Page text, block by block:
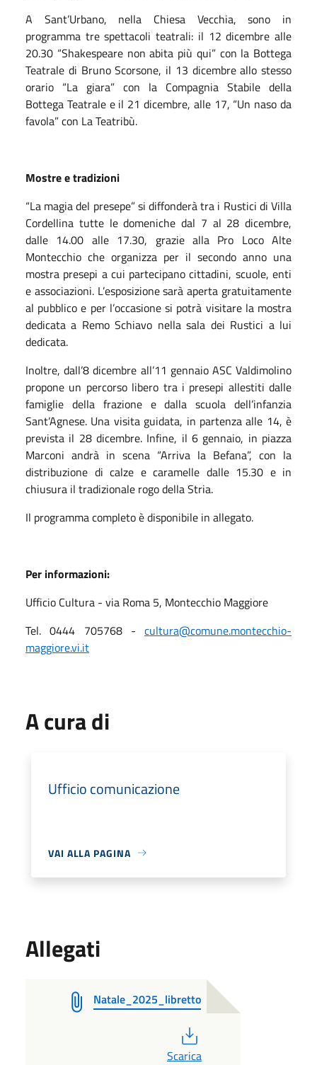
A Sant’Urbano, nella Chiesa Vecchia, sono in
programma tre spettacoli teatrali: il 12 dicembre alle
20.30 “Shakespeare non abita più qui” con la Bottega
Teatrale di Bruno Scorsone, il 13 dicembre allo stesso
orario “La giara” con la Compagnia Stabile della
Bottega Teatrale e il 21 dicembre, alle 17, “Un naso da
favola” con La Teatribù.
Mostre e tradizioni
“La magia del presepe” si diffonderà tra i Rustici di Villa
Cordellina tutte le domeniche dal 7 al 28 dicembre,
dalle 14.00 alle 17.30, grazie alla Pro Loco Alte
Montecchio che organizza per il secondo anno una
mostra presepi a cui partecipano cittadini, scuole, enti
e associazioni. L’esposizione sarà aperta gratuitamente
al pubblico e per l’occasione si potrà visitare la mostra
dedicata a Remo Schiavo nella sala dei Rustici a lui
dedicata.
Inoltre, dall’8 dicembre all’11 gennaio ASC Valdimolino
propone un percorso libero tra i presepi allestiti dalle
famiglie della frazione e dalla scuola dell’infanzia
Sant’Agnese. Una visita guidata, in partenza alle 14, è
prevista il 28 dicembre. Infine, il 6 gennaio, in piazza
Marconi andrà in scena “Arriva la Befana”, con la
distribuzione di calze e caramelle dalle 15.30 e in
chiusura il tradizionale rogo della Stria.
Il programma completo è disponibile in allegato.
Per informazioni:
Ufficio Cultura - via Roma 5, Montecchio Maggiore
Tel. 0444 705768 - cultura@comune.montecchio-
maggiore.vi.it
A cura di
Ufficio comunicazione
VAI ALLA PAGINA
Allegati
Natale_2025_libretto
Scarica